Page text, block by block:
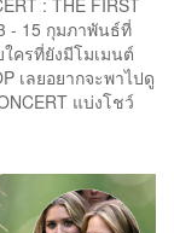
: THE FIRST
- 15 กุมภาพันธ์ที่
ครที่ยังมีโมเมนต์
เลยอยากจะพาไปดู
แบ่งโชว์